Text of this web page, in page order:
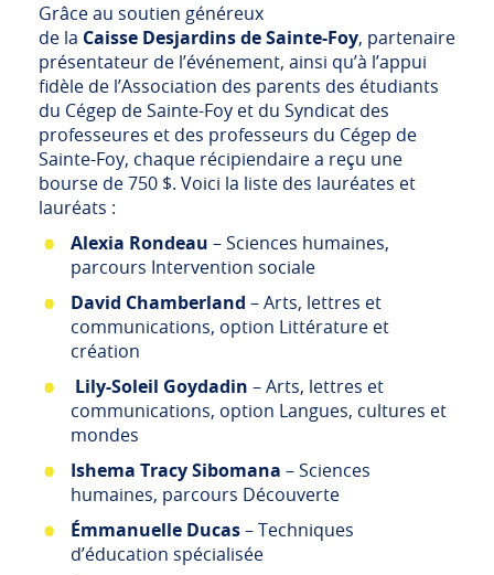
Grâce au soutien généreux
de la Caisse Desjardins de Sainte-Foy, partenaire
présentateur de l’événement, ainsi qu’à l’appui
fidèle de l’Association des parents des étudiants
du Cégep de Sainte-Foy et du Syndicat des
professeures et des professeurs du Cégep de
Sainte-Foy, chaque récipiendaire a reçu une
bourse de 750 $. Voici la liste des lauréates et
lauréats :
Alexia Rondeau – Sciences humaines,
parcours Intervention sociale
David Chamberland – Arts, lettres et
communications, option Littérature et
création
Lily-Soleil Goydadin – Arts, lettres et
communications, option Langues, cultures et
mondes
Ishema Tracy Sibomana – Sciences
humaines, parcours Découverte
Émmanuelle Ducas– Techniques
d’éducation spécialisée